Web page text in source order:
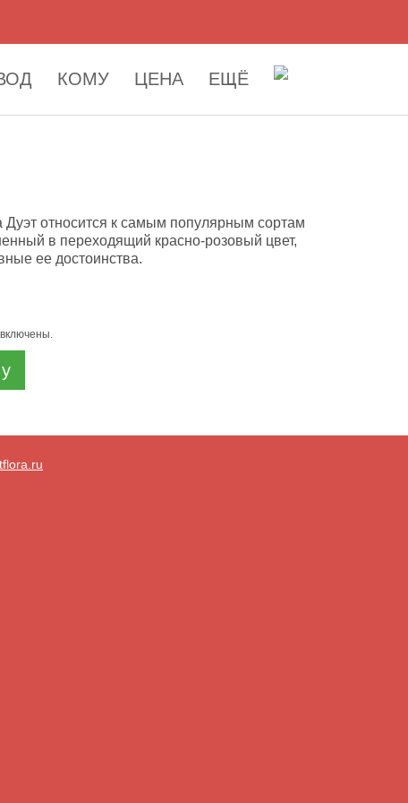
КОМУ ЦЕНА ЕЩЁ
Дуэт относится к самым популярным сортам
в переходящий красно-розовый цвет,
ее достоинства.